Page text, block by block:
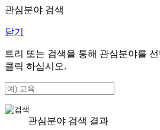
관심분야 검색
닫기
트리 또는 검색을 통해 관심분야를
클릭 하십시오.
관심분야 검색 결과